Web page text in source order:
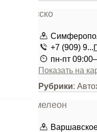
+7 (909) 9...
пн-пт
Показать на
Рубрики: